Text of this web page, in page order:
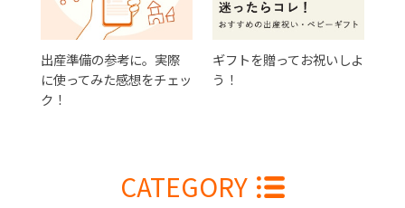
出産準備の参考に。実際
に使ってみた感想をチェッ
ク！
ギフトを贈ってお祝いしよ
う！
CATEGORY